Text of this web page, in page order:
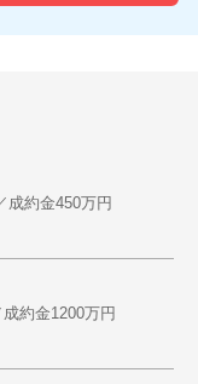
成約金450万円
約金1200万円